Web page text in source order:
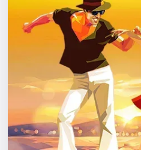
События
Площадки
Артисты